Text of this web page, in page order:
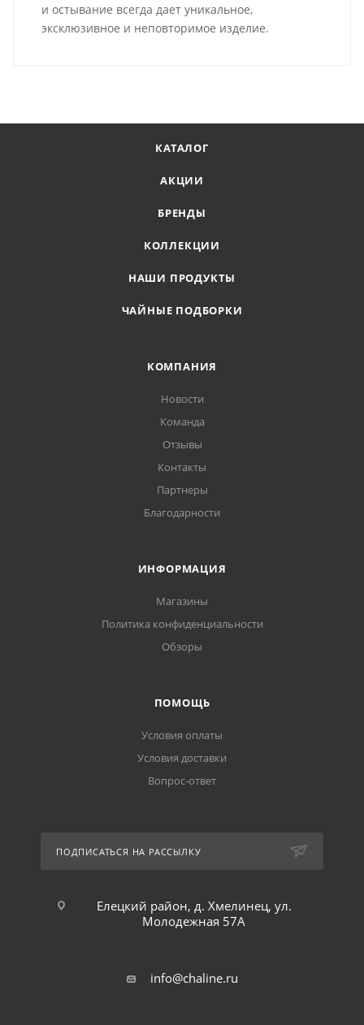
и остывание всегда дает уникальное,
эксклюзивное и неповторимое изделие.
КАТАЛОГ
АКЦИИ
БРЕНДЫ
КОЛЛЕКЦИИ
НАШИ ПРОДУКТЫ
ЧАЙНЫЕ ПОДБОРКИ
КОМПАНИЯ
Новости
Команда
Отзывы
Контакты
Партнеры
Благодарности
ИНФОРМАЦИЯ
Магазины
Политика конфиденциальности
Обзоры
ПОМОЩЬ
Условия оплаты
Условия доставки
Вопрос-ответ
ПОДПИСАТЬСЯ НА РАССЫЛКУ
Елецкий район, д. Хмелинец, ул.
Молодежная 57А
info@chaline.ru